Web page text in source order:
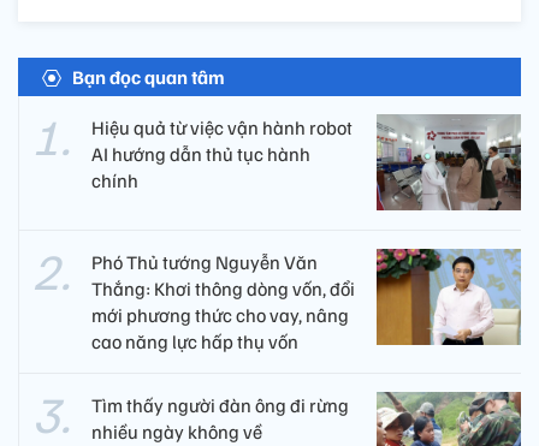
Bạn đọc quan tâm
Hiệu quả từ việc vận hành robot
AI hướng dẫn thủ tục hành
chính
Phó Thủ tướng Nguyễn Văn
Thắng: Khơi thông dòng vốn, đổi
mới phương thức cho vay, nâng
cao năng lực hấp thụ vốn
Tìm thấy người đàn ông đi rừng
nhiều ngày không về